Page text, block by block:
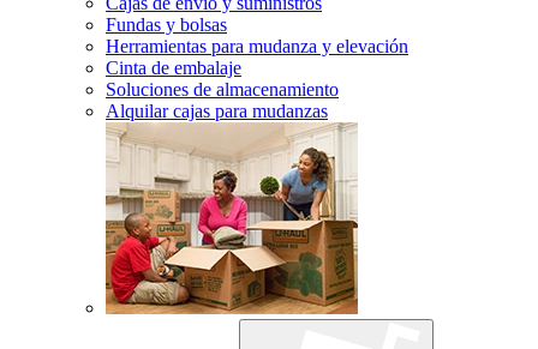
Fundas y bolsas
Herramientas para mudanza y elevación
Cinta de embalaje
Soluciones de almacenamiento
Alquilar cajas para mudanzas